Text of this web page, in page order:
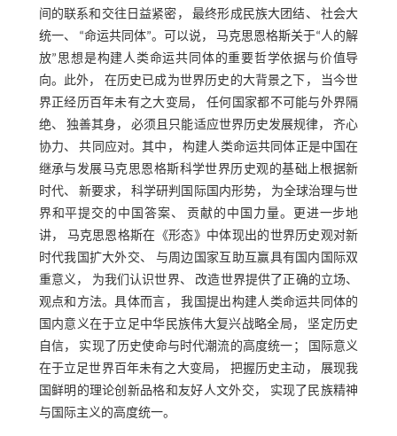
间的联系和交往日益紧密， 最终形成民族大团结、 社会大
统一、 “命运共同体”。可以说， 马克思恩格斯关于“人的解
放”思想是构建人类命运共同体的重要哲学依据与价值导
向。此外， 在历史已成为世界历史的大背景之下， 当今世
界正经历百年未有之大变局， 任何国家都不可能与外界隔
绝、 独善其身， 必须且只能适应世界历史发展规律， 齐心
协力、 共同应对。其中， 构建人类命运共同体正是中国在
继承与发展马克思恩格斯科学世界历史观的基础上根据新
时代、 新要求， 科学研判国际国内形势， 为全球治理与世
界和平提交的中国答案、 贡献的中国力量。更进一步地
讲， 马克思恩格斯在《形态》中体现出的世界历史观对新
时代我国扩大外交、 与周边国家互助互赢具有国内国际双
重意义， 为我们认识世界、 改造世界提供了正确的立场、
观点和方法。具体而言， 我国提出构建人类命运共同体的
国内意义在于立足中华民族伟大复兴战略全局， 坚定历史
自信， 实现了历史使命与时代潮流的高度统一； 国际意义
在于立足世界百年未有之大变局， 把握历史主动， 展现我
国鲜明的理论创新品格和友好人文外交， 实现了民族精神
与国际主义的高度统一。